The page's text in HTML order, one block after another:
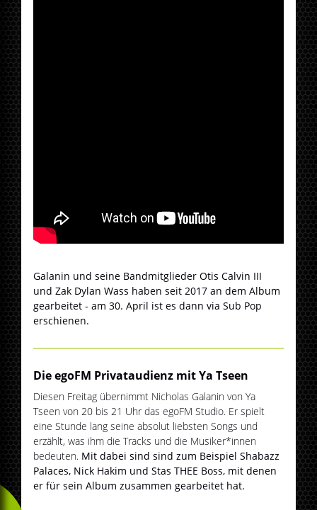
Galanin und seine Bandmitglieder Otis Calvin III
und Zak Dylan Wass haben seit 2017 an dem Album
gearbeitet - am 30. April ist es dann via Sub Pop
erschienen.
Die egoFM Privataudienz mit Ya Tseen
Diesen Freitag übernimmt Nicholas Galanin von Ya
Tseen von 20 bis 21 Uhr das egoFM Studio. Er spielt
eine Stunde lang seine absolut liebsten Songs und
erzählt, was ihm die Tracks und die Musiker*innen
bedeuten. Mit dabei sind sind zum Beispiel Shabazz
Palaces, Nick Hakim und Stas THEE Boss, mit denen
er für sein Album zusammen gearbeitet hat.